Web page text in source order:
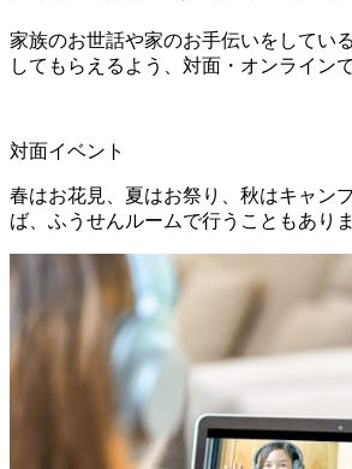
家族のお世話や家のお手伝いをしてい
してもらえるよう、対面・オンライン
対面イベント
春はお花見、夏はお祭り、秋はキャン
ば、ふうせんルームで行うこともありま